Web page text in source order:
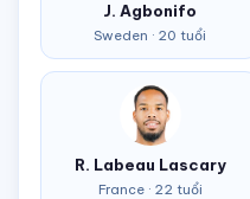
J. Agbonifo
Sweden · 20 tuổi
R. Labeau Lascary
France · 22 tuổi